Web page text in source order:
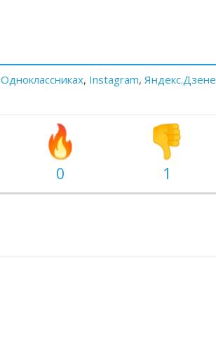
Одноклассниках, Instagram, Яндекс.Дзене
0 1